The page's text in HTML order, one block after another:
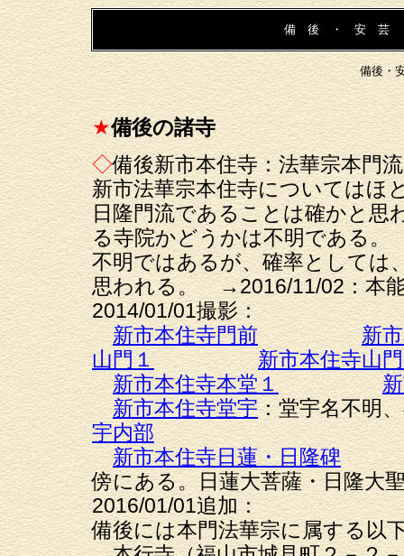
備 後 ・ 安 芸
備後・
★備後の諸寺
◇備後新市本住寺：法華宗本門流
新市法華宗本住寺についてはほ
日隆門流であることは確かと思
る寺院かどうかは不明である。
不明ではあるが、確率としては
思われる。 →2016/11/02：本
2014/01/01撮影：
新市本住寺門前
新
山門１
新市本住寺山
新市本住寺本堂１
新市本住寺堂宇：堂宇名
宇内部
新市本住寺日蓮・日隆碑
傍にある。日蓮大菩薩・日隆大
2016/01/01追加：
備後には本門法華宗に属する以